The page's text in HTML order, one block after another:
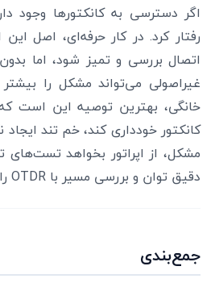
اگر دسترسی به کانکتورها وجود
رفتار کرد. در کار حرفه‌ای، اصل
اتصال بررسی و تمیز شود، اما
غیراصولی می‌تواند مشکل را بیشتر
خانگی، بهترین توصیه این است
کانکتور خودداری کند، خم تند
مشکل، از اپراتور بخواهد
دقیق توان و بررسی مسیر با OTDR را انجام دهد.
جمع‌بندی